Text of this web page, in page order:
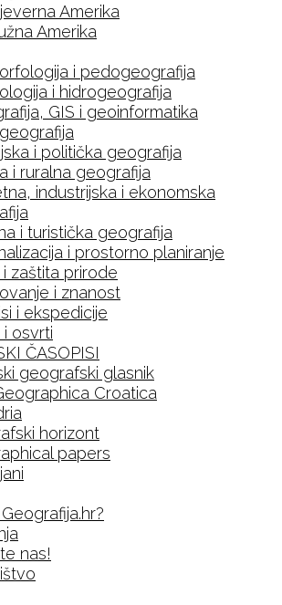
Amerika
Amerika
i pedogeografija
i hidrogeografija
GIS i geoinformatika
i politička geografija
i ruralna geografija
industrijska i ekonomska
i turistička geografija
i prostorno planiranje
i zaštita prirode
i znanost
i ekspedicije
i osvrti
ČASOPISI
geografski glasnik
Croatica
horizont
papers
nas!